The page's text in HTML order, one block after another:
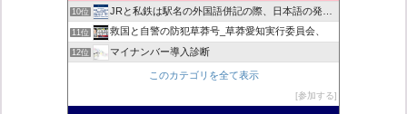
10位 JRと私鉄は駅名の外国語併記の際、日本語の発音/…
11位 救国と自警の防犯草莽号_草莽愛知実行委員会、
12位 マイナンバー導入診断
ヨウイチとウサコの常識がひっくり返る消費税
このカテゴリを全て表示
参加する